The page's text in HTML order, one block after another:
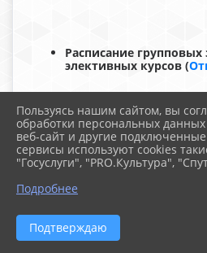
Расписание групповых
элективных курсов (
Пользуясь нашим сайтом, вы
обработки персональных
веб-сайт и другие
сервисы используют cookies
"Госуслуги", "PRO.Культура",
Подробнее
Подтверждаю